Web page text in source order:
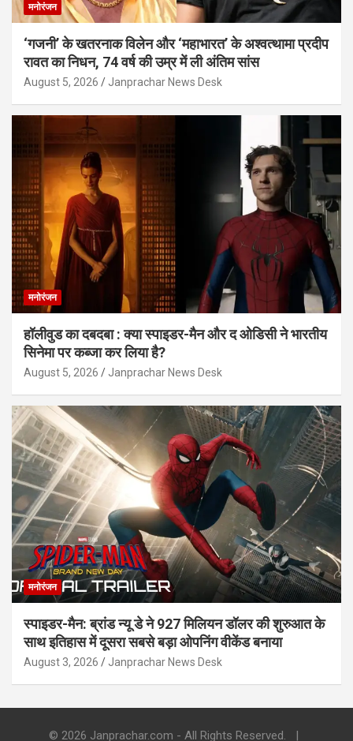
मनोरंजन
‘गजनी’ के खतरनाक विलेन और ‘महाभारत’ के अश्वत्थामा प्रदीप
रावत का निधन, 74 वर्ष की उम्र में ली अंतिम सांस
August 5, 2026 Janprachar News Desk
मनोरंजन
हॉलीवुड का दबदबा : क्या स्पाइडर-मैन और द ओडिसी ने भारतीय
सिनेमा पर कब्जा कर लिया है?
August 5, 2026 Janprachar News Desk
मनोरंजन
स्पाइडर-मैन: ब्रांड न्यू डे ने 927 मिलियन डॉलर की शुरुआत के
साथ इतिहास में दूसरा सबसे बड़ा ओपनिंग वीकेंड बनाया
August 3, 2026 Janprachar News Desk
© 2026 Janprachar.com - All Rights Reserved.